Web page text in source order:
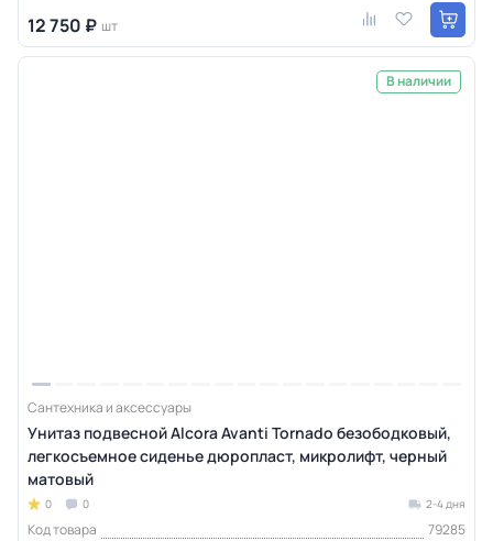
12 750 ₽ шт
В наличии
Сантехника и аксессуары
Унитаз подвесной Alcora Avanti Tornado безободковый,
легкосъемное сиденье дюропласт, микролифт, черный
матовый
0 0 2-4 дня
Код товара
79285